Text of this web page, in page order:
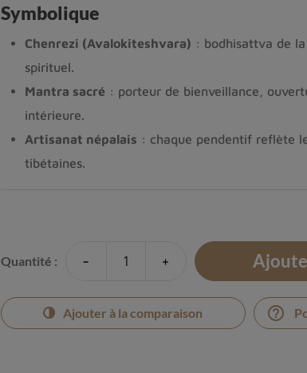
Symbolique
Chenrezi (Avalokiteshvara) : bodhisattva de
spirituel.
Mantra sacré : porteur de bienveillance,
intérieure.
Artisanat népalais : chaque pendentif reflète
tibétaines.
Quantité : - +
Ajouter à la comparaison help_outline